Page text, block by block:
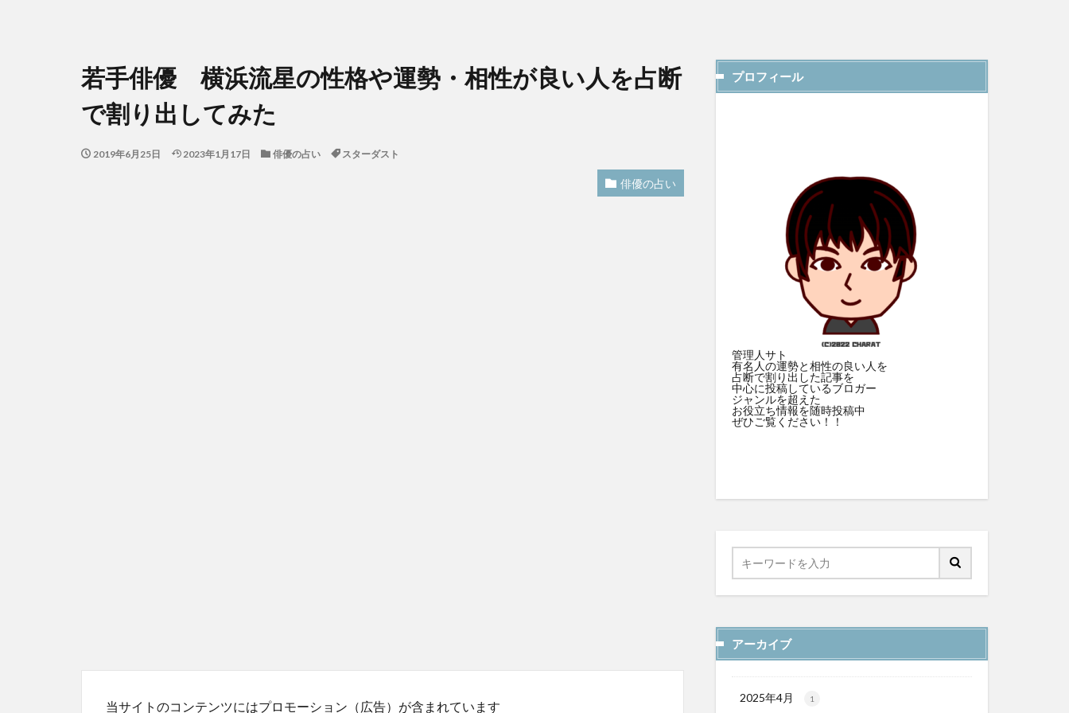
若手俳優 横浜流星の性格や運勢・相性が良い人を占断
で割り出してみた
2019年6月25日 2023年1月17日 俳優の占い スターダスト
俳優の占い
当サイトのコンテンツにはプロモーション（広告）が含まれています
プロフィール
管理人サト
有名人の運勢と相性の良い人を
占断で割り出した記事を
中心に投稿しているブロガー
ジャンルを超えた
お役立ち情報を随時投稿中
ぜひご覧ください！！
アーカイブ
2025年4月 1